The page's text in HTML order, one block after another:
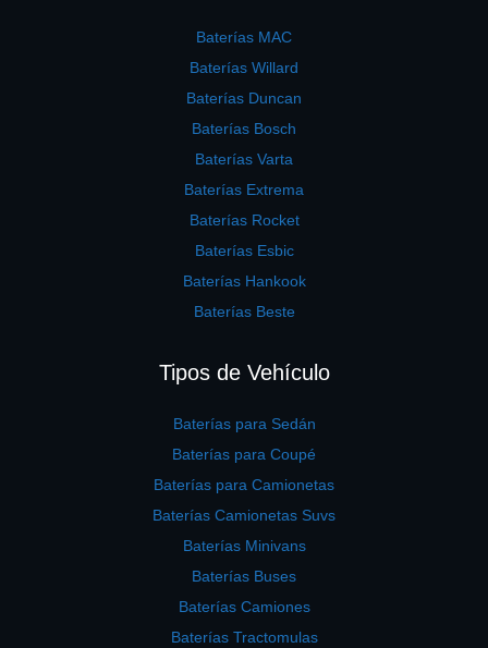
Baterías MAC
Baterías Willard
Baterías Duncan
Baterías Bosch
Baterías Varta
Baterías Extrema
Baterías Rocket
Baterías Esbic
Baterías Hankook
Baterías Beste
Tipos de Vehículo
Baterías para Sedán
Baterías para Coupé
Baterías para Camionetas
Baterías Camionetas Suvs
Baterías Minivans
Baterías Buses
Baterías Camiones
Baterías Tractomulas